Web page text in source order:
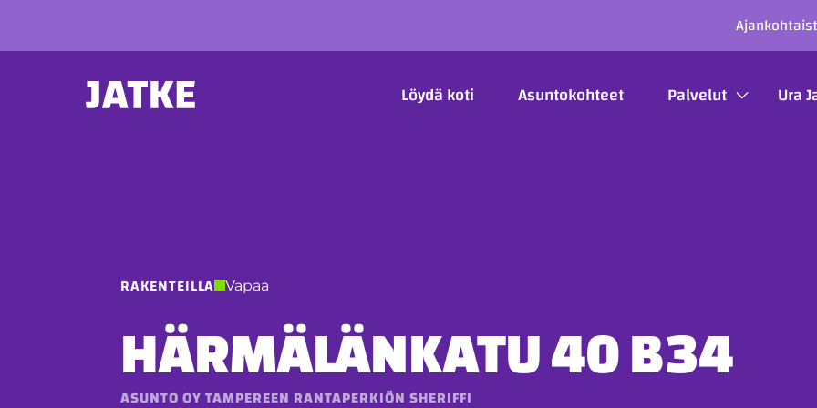
PÄÄVALIKKO
Löydä koti Asuntokohteet Palvelut Ura
RAKENTEILLA Vapaa
HÄRMÄLÄNKATU 40 B34
ASUNTO OY TAMPEREEN RANTAPERKIÖN SHERIFFI